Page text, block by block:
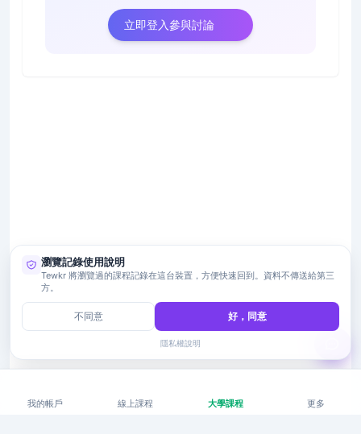
立即登入參與討論
我的帳戶 線上課程 大學課程 更多
瀏覽記錄使用說明
Tewkr 將瀏覽過的課程記錄在這台裝置，方便快速回到。資料不傳送給第三
方。
不同意 好，同意
隱私權說明